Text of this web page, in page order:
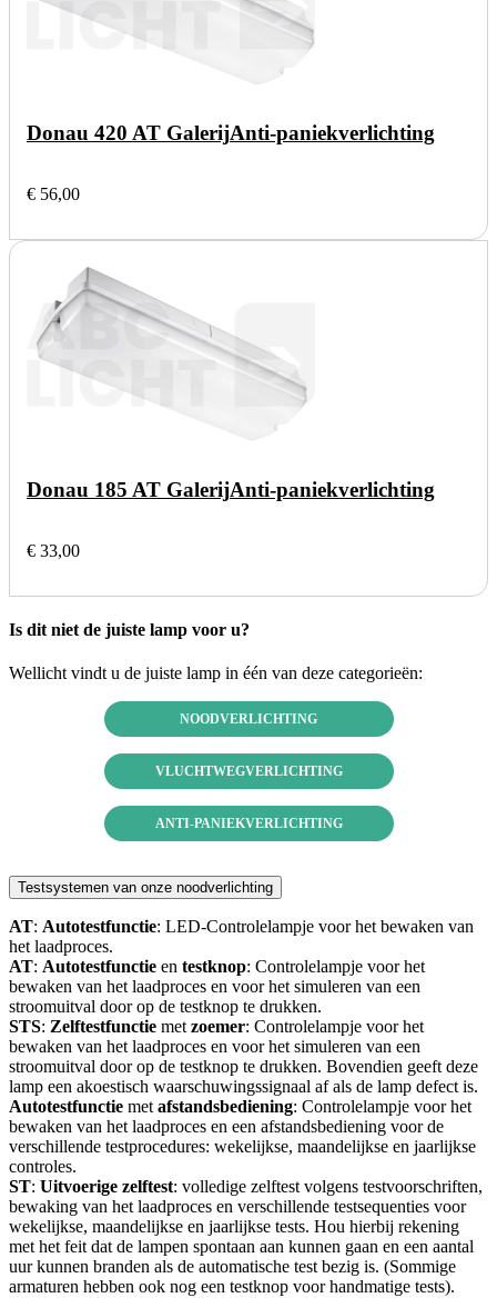
Donau 420 AT GalerijAnti-paniekverlichting
€ 56,00
Donau 185 AT GalerijAnti-paniekverlichting
€ 33,00
Is dit niet de juiste lamp voor u?
Wellicht vindt u de juiste lamp in één van deze categorieën:
NOODVERLICHTING
VLUCHTWEGVERLICHTING
ANTI-PANIEKVERLICHTING
Testsystemen van onze noodverlichting
AT: Autotestfunctie: LED-Controlelampje voor het bewaken van
het laadproces.
AT: Autotestfunctie en testknop: Controlelampje voor het
bewaken van het laadproces en voor het simuleren van een
stroomuitval door op de testknop te drukken.
STS: Zelftestfunctie met zoemer: Controlelampje voor het
bewaken van het laadproces en voor het simuleren van een
stroomuitval door op de testknop te drukken. Bovendien geeft deze
lamp een akoestisch waarschuwingssignaal af als de lamp defect is.
Autotestfunctie met afstandsbediening: Controlelampje voor het
bewaken van het laadproces en een afstandsbediening voor de
verschillende testprocedures: wekelijkse, maandelijkse en jaarlijkse
controles.
ST: Uitvoerige zelftest: volledige zelftest volgens testvoorschriften,
bewaking van het laadproces en verschillende testsequenties voor
wekelijkse, maandelijkse en jaarlijkse tests. Hou hierbij rekening
met het feit dat de lampen spontaan aan kunnen gaan en een aantal
uur kunnen branden als de automatische test bezig is. (Sommige
armaturen hebben ook nog een testknop voor handmatige tests).